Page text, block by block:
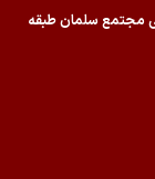
مجتمع سلمان طبقه